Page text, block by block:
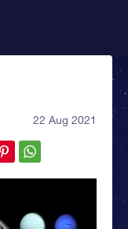
22 Aug 2021